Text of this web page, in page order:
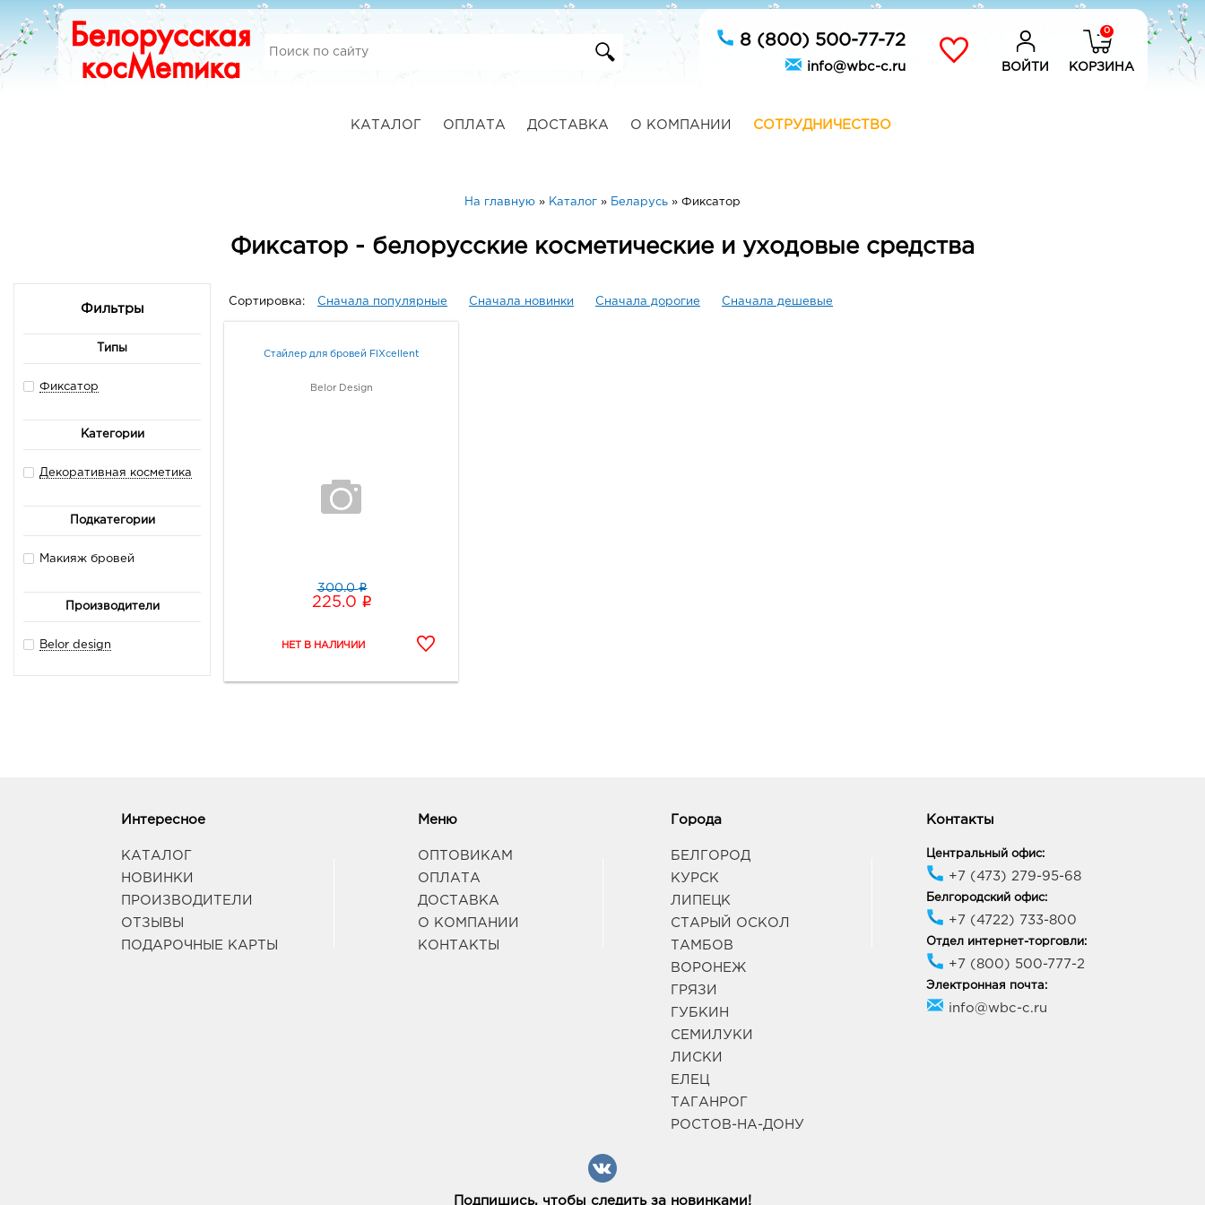
8 (800) 500-77-72
info@wbc-c.ru ВОЙТИ
0
КОРЗИНА
КАТАЛОГ ОПЛАТА ДОСТАВКА О КОМПАНИИ СОТРУДНИЧЕСТВО
На главную » Каталог » Беларусь » Фиксатор
Фиксатор - белорусские косметические и уходовые средства
Фильтры
Типы
Фиксатор
Категории
Декоративная косметика
Подкатегории
Макияж бровей
Производители
Belor design
Сортировка: Сначала популярные Сначала новинки Сначала дорогие Сначала дешевые
Стайлер для бровей FIXcellent
Belor Design
300.0i
225.0 i
Интересное
КАТАЛОГ
НОВИНКИ
ПРОИЗВОДИТЕЛИ
ОТЗЫВЫ
ПОДАРОЧНЫЕ КАРТЫ
Меню
ОПТОВИКАМ
ОПЛАТА
ДОСТАВКА
О КОМПАНИИ
КОНТАКТЫ
Города
БЕЛГОРОД
КУРСК
ЛИПЕЦК
СТАРЫЙ ОСКОЛ
ТАМБОВ
ВОРОНЕЖ
ГРЯЗИ
ГУБКИН
СЕМИЛУКИ
ЛИСКИ
ЕЛЕЦ
ТАГАНРОГ
РОСТОВ-НА-ДОНУ
Контакты
Центральный офис:
+7 (473) 279-95-68
Белгородский офис:
+7 (4722) 733-800
Отдел интернет-торговли:
+7 (800) 500-777-2
Электронная почта:
info@wbc-c.ru
Подпишись, чтобы следить за новинками!